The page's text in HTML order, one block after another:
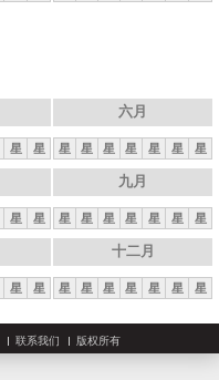
星 星
六月
星 星 星 星 星 星 星
星 星
九月
星 星 星 星 星 星 星
星 星
十二月
星 星 星 星 星 星 星
联系我们 版权所有